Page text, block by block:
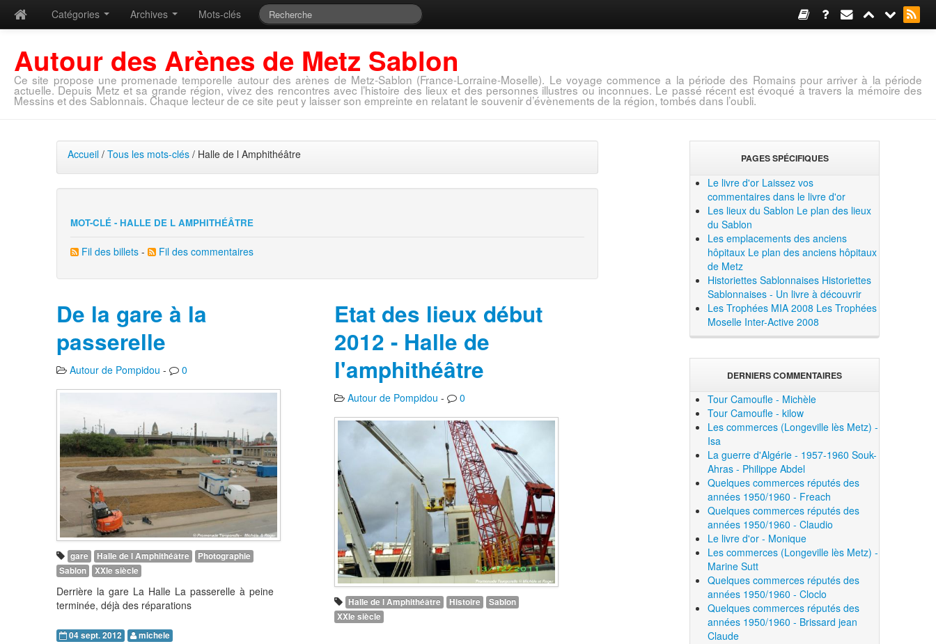
Catégories Archives Mots-clés
Autour des Arènes de Metz Sablon
Ce site propose une promenade temporelle autour des arènes de Metz-Sablon (France-Lorraine-Moselle). Le voyage commence a la période des Romains pour arriver à la période
actuelle. Depuis Metz et sa grande région, vivez des rencontres avec l’histoire des lieux et des personnes illustres ou inconnues. Le passé récent est évoqué à travers la mémoire des
Messins et des Sablonnais. Chaque lecteur de ce site peut y laisser son empreinte en relatant le souvenir d’évènements de la région, tombés dans l’oubli.
Accueil/ Tous les mots-clés/ Halle de l Amphithéâtre
MOT-CLÉ - HALLE DE L AMPHITHÉÂTRE
Fil des billets- Fil des commentaires
De la gare à la
passerelle
Autour de Pompidou - 0
gare Halle de l Amphithéâtre
Photographie
Sablon
XXIe siècle
Derrière la gare La Halle La passerelle à peine
terminée, déjà des réparations
04 sept. 2012 michele
Etat des lieux début
2012 - Halle de
l'amphithéâtre
Autour de Pompidou - 0
Halle de l Amphithéâtre Histoire
Sablon
XXIe siècle
PAGES SPÉCIFIQUES
Le livre d'or Laissez vos
commentaires dans le livre d'or
Les lieux du Sablon Le plan des lieux
du Sablon
Les emplacements des anciens
hôpitaux Le plan des anciens hôpitaux
de Metz
Historiettes Sablonnaises Historiettes
Sablonnaises - Un livre à découvrir
Les Trophées MIA 2008 Les Trophées
Moselle Inter-Active 2008
DERNIERS COMMENTAIRES
Tour Camoufle - Michèle
Tour Camoufle - kilow
Les commerces (Longeville lès Metz) -
Isa
La guerre d'Algérie - 1957-1960 Souk-
Ahras - Philippe Abdel
Quelques commerces réputés des
années 1950/1960 - Freach
Quelques commerces réputés des
années 1950/1960 - Claudio
Le livre d'or - Monique
Les commerces (Longeville lès Metz) -
Marine Sutt
Quelques commerces réputés des
années 1950/1960 - Cloclo
Quelques commerces réputés des
années 1950/1960 - Brissard jean
Claude